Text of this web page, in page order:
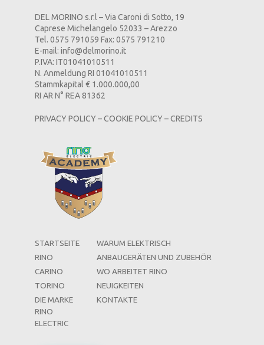
DEL MORINO s.r.l – Via Caroni di Sotto, 19
Caprese Michelangelo 52033 – Arezzo
Tel. 0575 791059 Fax: 0575 791210
E-mail: info@delmorino.it
P.IVA: IT01041010511
N. Anmeldung RI 01041010511
Stammkapital € 1.000.000,00
RI AR N° REA 81362
PRIVACY POLICY–COOKIE POLICY–CREDITS
STARTSEITE
RINO
CARINO
TORINO
DIE MARKE
RINO
ELECTRIC
WARUM ELEKTRISCH
ANBAUGERÄTEN UND ZUBEHÖR
WO ARBEITET RINO
NEUIGKEITEN
KONTAKTE